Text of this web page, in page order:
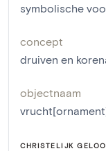
symbolische
concept
druiven en
objectnaam
CHRISTELIJK